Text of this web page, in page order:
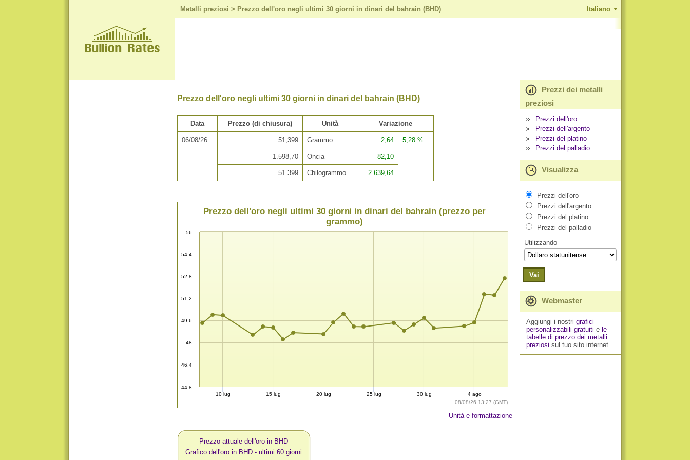
Metalli preziosi > Prezzo dell'oro negli ultimi 30 giorni in dinari del bahrain (BHD) Italiano
Prezzo dell'oro negli ultimi 30 giorni in dinari del bahrain (BHD)
Data Prezzo (di chiusura) Unità Variazione
06/08/26 51,399 Grammo 2,64 5,28 %
1.598,70 Oncia 82,10
51.399 Chilogrammo 2.639,64
08/08/26 13:27 (GMT)
Prezzo dell'oro negli ultimi 30 giorni in dinari del bahrain (prezzo per
grammo)
44,8
46,4
48
49,6
51,2
52,8
54,4
56
10 lug 15 lug 20 lug 25 lug 30 lug 4 ago
Unità e formattazione
Prezzo attuale dell'oro in BHD
Grafico dell'oro in BHD - ultimi 60 giorni
Prezzi dei metalli
preziosi
Prezzi dell'oro
Prezzi dell'argento
Prezzi del platino
Prezzi del palladio
Visualizza
Prezzi dell'oro
Prezzi dell'argento
Prezzi del platino
Prezzi del palladio
Utilizzando
Vai
Webmaster
Aggiungi i nostri grafici
personalizzabili gratuiti e le
tabelle di prezzo dei metalli
preziosi sul tuo sito internet.